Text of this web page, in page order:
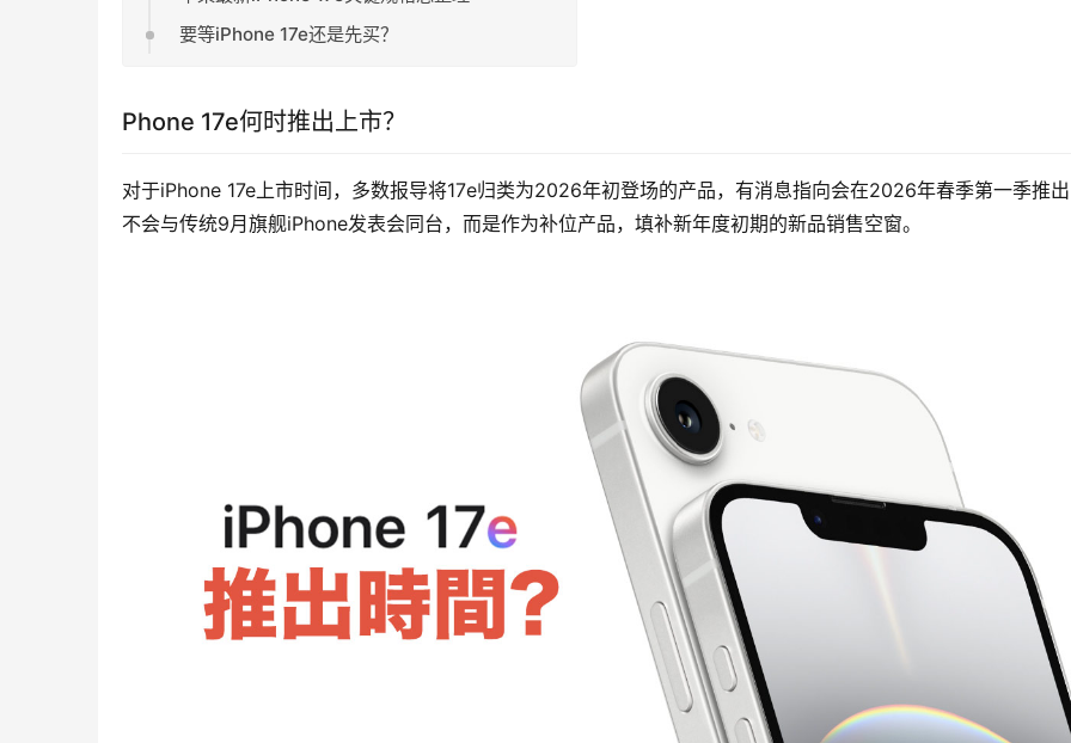
要等iPhone 17e还是先买？
Phone 17e何时推出上市？
对于iPhone 17e上市时间，多数报导将17e归类为2026年初登场的产品，有消息指向会在2026年春季第一季推
不会与传统9月旗舰iPhone发表会同台，而是作为补位产品，填补新年度初期的新品销售空窗。